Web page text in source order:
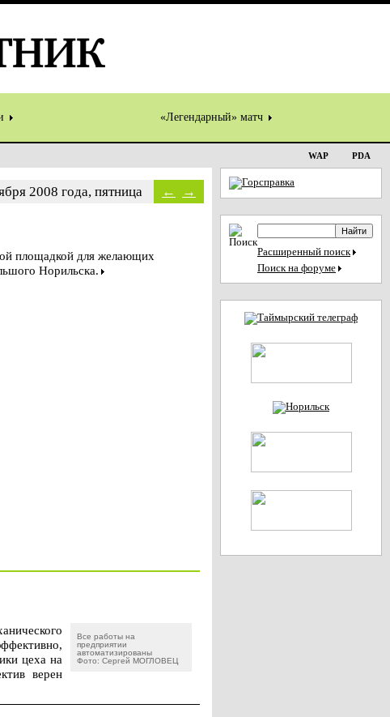
«Легендарный» матч
WAP PDA
2008 года, пятница ← →
площадкой для желающих
Норильска.
Все работы на
предприятии
автоматизированы
Фото: Сергей МОГЛОВЕЦ
цеха на
верен
Расширенный поиск
Поиск на форуме